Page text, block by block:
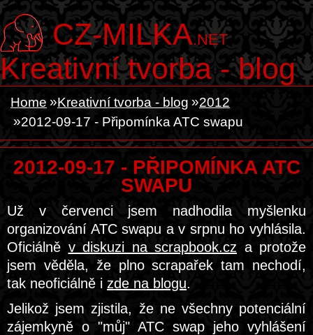
CZ-MILKA.NET
Kreativní tvorba - blog
Home Kreativní tvorba - blog
2012
2012-09-17 - Připomínka ATC swapu
2012-09-17 - PŘIPOMÍNKA ATC
SWAPU
Už v červenci jsem nadhodila myšlenku
organizování ATC swapu a v srpnu ho vyhlásila.
Oficiálně v diskuzi na scrapbook.cz a protože
jsem věděla, že plno scrapařek tam nechodí,
tak neoficiálně i zde na blogu.
Jelikož jsem zjistila, že ne všechny potenciální
zájemkyně o "můj" ATC swap jeho vyhlášení